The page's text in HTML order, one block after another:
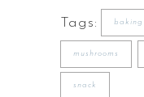
Tags: baking
mushrooms
snack